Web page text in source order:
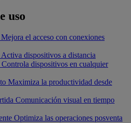
uso
Mejora el acceso con conexiones
Activa dispositivos a distancia
Controla dispositivos en cualquier
Maximiza la productividad desde
Comunicación visual en tiempo
Optimiza las operaciones posventa